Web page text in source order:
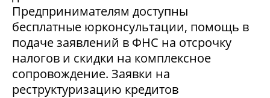
Предпринимателям доступны
бесплатные юрконсультации, помощь в
подаче заявлений в ФНС на отсрочку
налогов и скидки на комплексное
сопровождение. Заявки на
реструктуризацию кредитов